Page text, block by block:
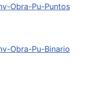
Obra-Pu-Puntos
Obra-Pu-Binario